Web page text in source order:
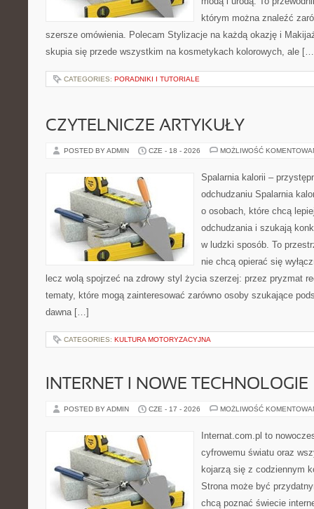
którym można znaleźć
szersze omówienia. Polecam Stylizacje na każdą okazję i
skupia się przede wszystkim na kosmetykach kolorowych, ale
CATEGORIES: PORADNIKI I TUTORIALE
CZYTELNICZE ARTYKUŁY
POSTED BY ADMIN CZE - 18 - 2026 MOŻLIWOŚĆ
Spalarnia kalorii –
odchudzaniu Spalarnia
o osobach, które chcą
odchudzania i szukają
w ludzki sposób. To
nie chcą opierać się
lecz wolą spojrzeć na zdrowy styl życia szerzej: przez pryzmat
tematy, które mogą zainteresować zarówno osoby szukające
dawna […]
CATEGORIES: KULTURA MOTORYZACYJNA
INTERNET I NOWE TECHNOLOGIE
POSTED BY ADMIN CZE - 17 - 2026 MOŻLIWOŚĆ
Internat.com.pl to
cyfrowemu światu oraz
kojarzą się z codziennym
Strona może być
chcą poznać świecie